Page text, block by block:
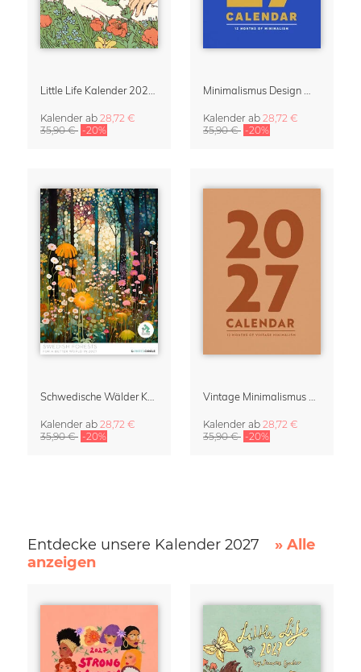
Kalender ab 28,72 €
35,90 € -20%
Kalender ab 28,72 €
35,90 € -20%
Kalender ab 28,72 €
35,90 € -20%
Kalender ab 28,72 €
35,90 € -20%
Entdecke unsere Kalender 2027
» Alle
anzeigen